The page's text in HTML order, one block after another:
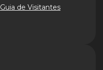
Guia de Visitantes